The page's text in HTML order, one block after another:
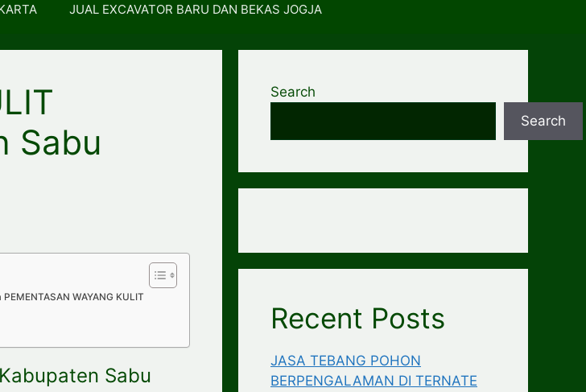
JUAL EXCAVATOR BARU DAN BEKAS JOGJA
Sabu
WAYANG KULIT
Kabupaten Sabu
Search
Search
Recent Posts
JASA TEBANG POHON
BERPENGALAMAN DI TERNATE